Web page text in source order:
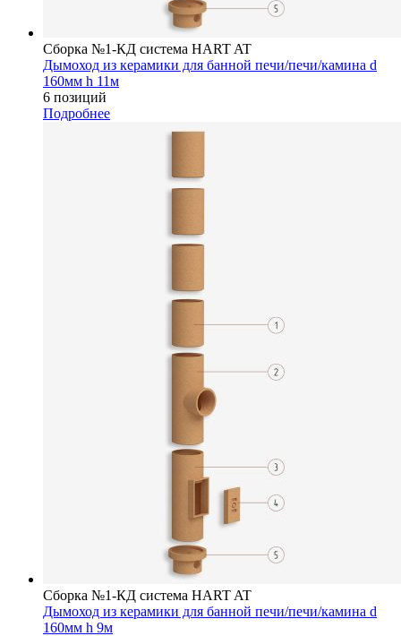
Сборка №1-КД система HART AT
Дымоход из керамики для банной печи/печи/камина d
160мм h 11м
6 позиций
Подробнее
Сборка №1-КД система HART AT
Дымоход из керамики для банной печи/печи/камина d
160мм h 9м